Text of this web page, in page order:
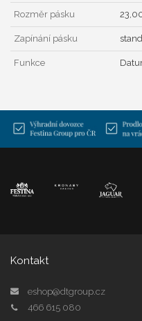
Rozměr pásku
Zapínání pásku
Funkce
Kontakt
eshop@dtgroup.cz
466 615 080